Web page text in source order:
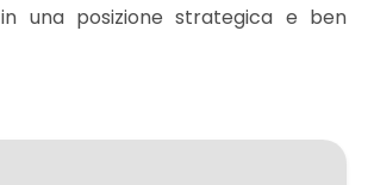
in una posizione strategica e ben